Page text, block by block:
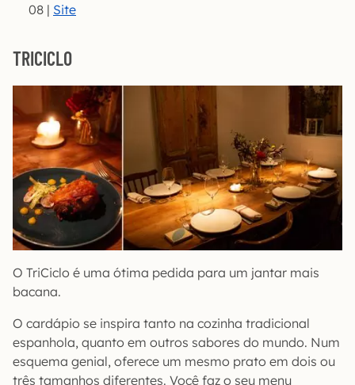
08 | Site
TRICICLO
O TriCiclo é uma ótima pedida para um jantar mais
bacana.
O cardápio se inspira tanto na cozinha tradicional
espanhola, quanto em outros sabores do mundo. Num
esquema genial, oferece um mesmo prato em dois ou
três tamanhos diferentes. Você faz o seu menu